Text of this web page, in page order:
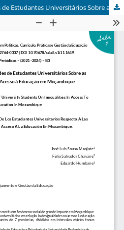
Conhecimentos e Atitudes de Estudantes Universitários Sobre as Desigualdades no Acesso à Educação em Moçambique